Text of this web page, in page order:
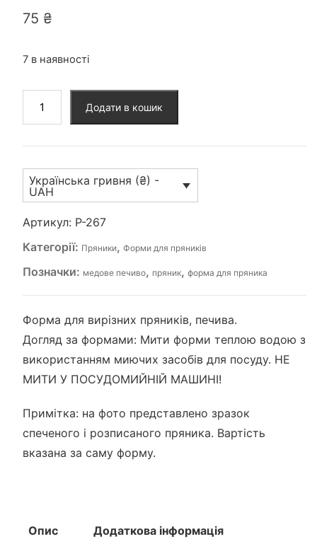
75 ₴
7 в наявності
"Цуценя"
267)
кількість
Додати в кошик
Українська гривня (₴) -
UAH
Артикул: P-267
Категорії: Пряники, Форми для пряників
Позначки: медове печиво, пряник, форма для пряника
Форма для вирізних пряників, печива.
Догляд за формами: Мити форми теплою водою з
використанням миючих засобів для посуду. НЕ
МИТИ У ПОСУДОМИЙНІЙ МАШИНІ!
Примітка: на фото представлено зразок
спеченого і розписаного пряника. Вартість
вказана за саму форму.
Опис Додаткова інформація